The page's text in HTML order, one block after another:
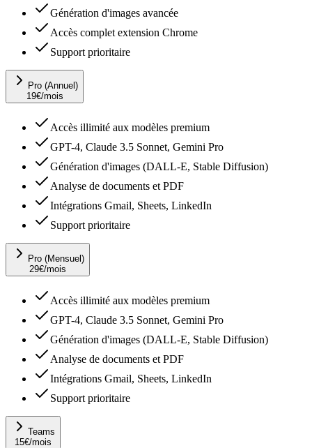
Génération d'images avancée
Accès complet extension Chrome
Support prioritaire
Pro (Annuel)
19€/mois
Accès illimité aux modèles premium
GPT-4, Claude 3.5 Sonnet, Gemini Pro
Génération d'images (DALL-E, Stable Diffusion)
Analyse de documents et PDF
Intégrations Gmail, Sheets, LinkedIn
Support prioritaire
Pro (Mensuel)
29€/mois
Accès illimité aux modèles premium
GPT-4, Claude 3.5 Sonnet, Gemini Pro
Génération d'images (DALL-E, Stable Diffusion)
Analyse de documents et PDF
Intégrations Gmail, Sheets, LinkedIn
Support prioritaire
Teams
15€/mois